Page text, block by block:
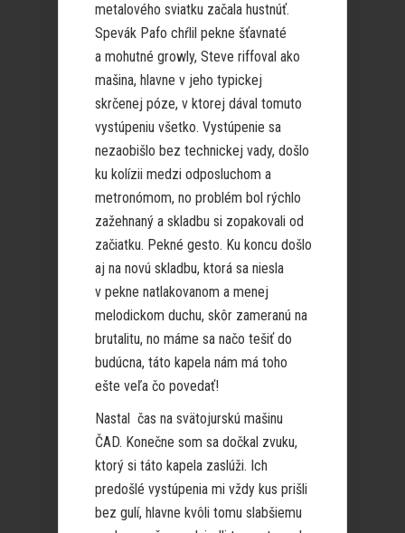
metalového sviatku začala hustnúť.
Spevák Pafo chŕlil pekne šťavnaté
a mohutné growly, Steve riffoval ako
mašina, hlavne v jeho typickej
skrčenej póze, v ktorej dával tomuto
vystúpeniu všetko. Vystúpenie sa
nezaobišlo bez technickej vady, došlo
ku kolízii medzi odposluchom a
metronómom, no problém bol rýchlo
zažehnaný a skladbu si zopakovali od
začiatku. Pekné gesto. Ku koncu došlo
aj na novú skladbu, ktorá sa niesla
v pekne natlakovanom a menej
melodickom duchu, skôr zameranú na
brutalitu, no máme sa načo tešiť do
budúcna, táto kapela nám má toho
ešte veľa čo povedať!
Nastal čas na svätojurskú mašinu
ČAD. Konečne som sa dočkal zvuku,
ktorý si táto kapela zaslúži. Ich
predošlé vystúpenia mi vždy kus prišli
bez gulí, hlavne kvôli tomu slabšiemu